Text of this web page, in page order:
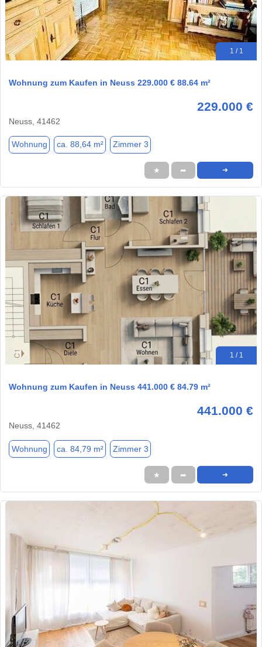
1 / 1
Wohnung zum Kaufen in Neuss 229.000 € 88.64 m²
229.000 €
Neuss, 41462
Wohnung ca. 88,64 m² Zimmer 3
★ ➦ ➜
1 / 1
Wohnung zum Kaufen in Neuss 441.000 € 84.79 m²
441.000 €
Neuss, 41462
Wohnung ca. 84,79 m² Zimmer 3
★ ➦ ➜